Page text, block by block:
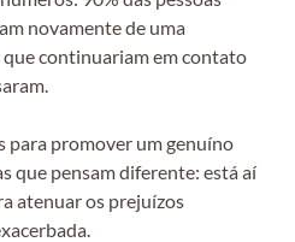
novamente de uma
que continuariam em contato
para promover um genuíno
que pensam diferente: está aí
atenuar os prejuízos